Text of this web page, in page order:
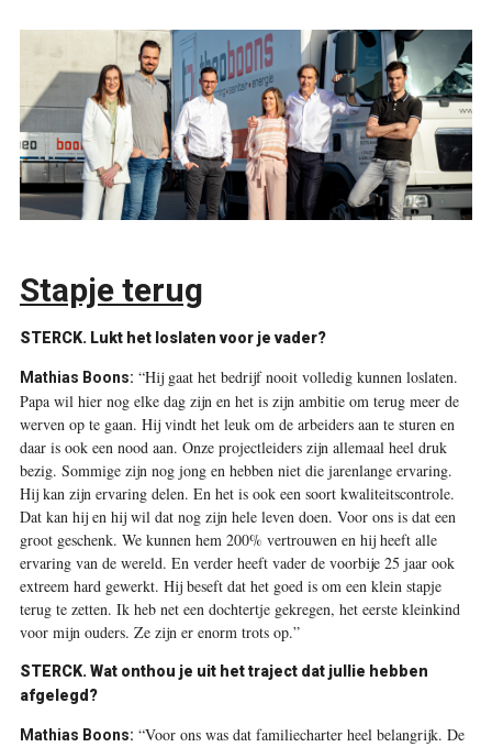
Stapje terug
STERCK. Lukt het loslaten voor je vader?
Mathias Boons: “Hij gaat het bedrijf nooit volledig kunnen loslaten.
Papa wil hier nog elke dag zijn en het is zijn ambitie om terug meer de
werven op te gaan. Hij vindt het leuk om de arbeiders aan te sturen en
daar is ook een nood aan. Onze projectleiders zijn allemaal heel druk
bezig. Sommige zijn nog jong en hebben niet die jarenlange ervaring.
Hij kan zijn ervaring delen. En het is ook een soort kwaliteitscontrole.
Dat kan hij en hij wil dat nog zijn hele leven doen. Voor ons is dat een
groot geschenk. We kunnen hem 200% vertrouwen en hij heeft alle
ervaring van de wereld. En verder heeft vader de voorbije 25 jaar ook
extreem hard gewerkt. Hij beseft dat het goed is om een klein stapje
terug te zetten. Ik heb net een dochtertje gekregen, het eerste kleinkind
voor mijn ouders. Ze zijn er enorm trots op.”
STERCK. Wat onthou je uit het traject dat jullie hebben
afgelegd?
Mathias Boons: “Voor ons was dat familiecharter heel belangrijk. De